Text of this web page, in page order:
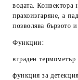
водата.
прахоизгаряне, а
позволява бързото
Функции:
вграден термометър
функция за